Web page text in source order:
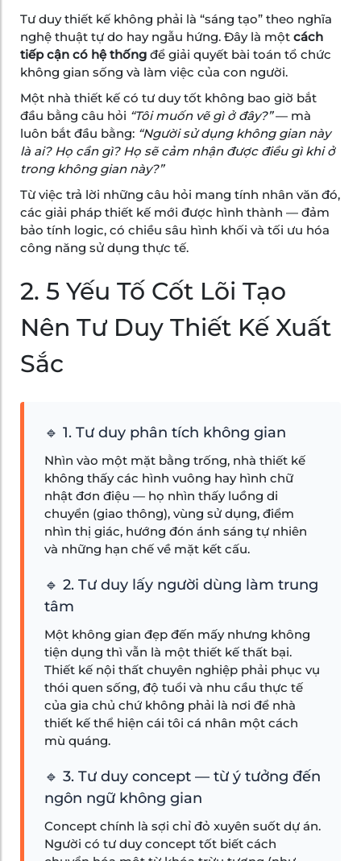
Tư duy thiết kế không phải là “sáng tạo” theo nghĩa
nghệ thuật tự do hay ngẫu hứng. Đây là một cách
tiếp cận có hệ thống để giải quyết bài toán tổ chức
không gian sống và làm việc của con người.
Một nhà thiết kế có tư duy tốt không bao giờ bắt
đầu bằng câu hỏi “Tôi muốn vẽ gì ở đây?”— mà
luôn bắt đầu bằng: “Người sử dụng không gian này
là ai? Họ cần gì? Họ sẽ cảm nhận được điều gì khi ở
trong không gian này?”
Từ việc trả lời những câu hỏi mang tính nhân văn đó,
các giải pháp thiết kế mới được hình thành — đảm
bảo tính logic, có chiều sâu hình khối và tối ưu hóa
công năng sử dụng thực tế.
2. 5 Yếu Tố Cốt Lõi Tạo
Nên Tư Duy Thiết Kế Xuất
Sắc
🔹 1. Tư duy phân tích không gian
Nhìn vào một mặt bằng trống, nhà thiết kế
không thấy các hình vuông hay hình chữ
nhật đơn điệu — họ nhìn thấy luồng di
chuyển (giao thông), vùng sử dụng, điểm
nhìn thị giác, hướng đón ánh sáng tự nhiên
và những hạn chế về mặt kết cấu.
🔹 2. Tư duy lấy người dùng làm trung
tâm
Một không gian đẹp đến mấy nhưng không
tiện dụng thì vẫn là một thiết kế thất bại.
Thiết kế nội thất chuyên nghiệp phải phục vụ
thói quen sống, độ tuổi và nhu cầu thực tế
của gia chủ chứ không phải là nơi để nhà
thiết kế thể hiện cái tôi cá nhân một cách
mù quáng.
🔹 3. Tư duy concept — từ ý tưởng đến
ngôn ngữ không gian
Concept chính là sợi chỉ đỏ xuyên suốt dự án.
Người có tư duy concept tốt biết cách